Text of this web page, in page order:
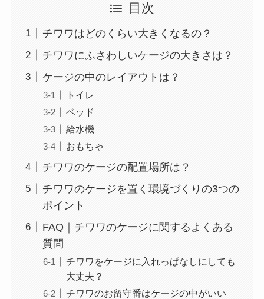
目次
チワワはどのくらい大きくなるの？
チワワにふさわしいケージの大きさは？
ケージの中のレイアウトは？
トイレ
ベッド
給水機
おもちゃ
チワワのケージの配置場所は？
チワワのケージを置く環境づくりの3つの
ポイント
FAQ｜チワワのケージに関するよくある
質問
チワワをケージに入れっぱなしにしても
大丈夫？
チワワのお留守番はケージの中がいい